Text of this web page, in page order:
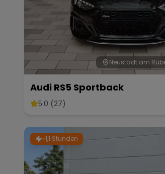
Neustadt am
Audi RS5 Sportback
5.0 (27)
~1,1 Stunden